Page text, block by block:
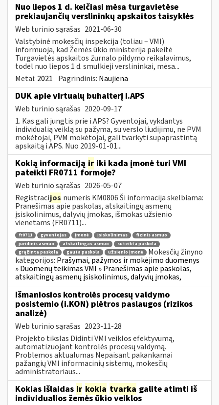
Nuo liepos 1 d. keičiasi mėsa turgavietėse
prekiaujančių verslininkų apskaitos taisyklės
Web turinio sąrašas 2021-06-30
Valstybinė mokesčių inspekcija (toliau – VMI)
informuoja, kad Žemės ūkio ministerija pakeitė
Turgavietės apskaitos žurnalo pildymo reikalavimus,
todėl nuo liepos 1 d. smulkieji verslininkai, mėsa...
Metai: 2021 Pagrindinis: Naujiena
DUK apie virtualų buhalterį i.APS
Web turinio sąrašas 2020-09-17
1. Kas gali jungtis prie i.APS? Gyventojai, vykdantys
individualią veiklą su pažyma, su verslo liudijimu, ne PVM
mokėtojai, PVM mokėtojai, gali tvarkyti supaprastintą
apskaitą i.APS. Nuo 2019-01-01...
Kokią informaciją ir iki kada įmonė turi VMI
pateikti FR0711 formoje?
Web turinio sąrašas 2026-05-07
Registracijos numeris KM0806 Ši informacija skelbiama:
Pranešimas apie paskolas, atskaitingų asmenų
įsiskolinimus, dalyvių įmokas, išmokas užsienio
vienetams (FR0711)...
fr0711 gyventojas įmonė įsiskolinimas
fizinis asmuo
juridinis asmuo
atskaitingas asmuo
suteikta paskola
grąžinta paskola
gauta paskola užsienio įmonė
Mokesčių žinyno
kategorijos: Prašymai, pažymos ir mokėjimo duomenys
» Duomenų teikimas VMI » Pranešimas apie paskolas,
atskaitingų asmenų įsiskolinimus, dalyvių įmokas,
Išmaniosios kontrolės procesų valdymo
posistemio (i.KON) plėtros paslaugos (rizikos
analizė)
Web turinio sąrašas 2023-11-28
Projekto tikslas Didinti VMI veiklos efektyvumą,
automatizuojant kontrolės procesų valdymą.
Problemos aktualumas Nepaisant pakankamai
pažangių VMI informacinių sistemų, mokesčių
administratoriaus...
Kokias išlaidas ir kokia tvarka galite atimti iš
individualios žemės ūkio veiklos